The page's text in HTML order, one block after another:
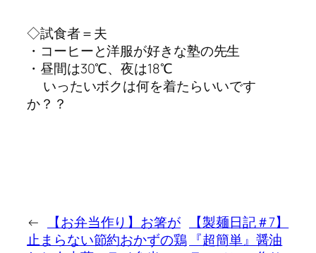
◇試食者＝夫
・コーヒーと洋服が好きな塾の先生
・昼間は30℃、夜は18℃
いったいボクは何を着たらいいです
か？？
←
【お弁当作り】お箸が
止まらない節約おかずの鶏
【製麺日記＃7】
『超簡単』醤油